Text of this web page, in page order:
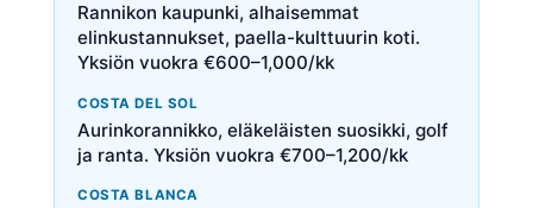
Rannikon kaupunki, alhaisemmat
elinkustannukset, paella-kulttuurin koti.
Yksiön vuokra €600–1,000/kk
COSTA DEL SOL
Aurinkorannikko, eläkeläisten suosikki, golf
ja ranta. Yksiön vuokra €700–1,200/kk
COSTA BLANCA